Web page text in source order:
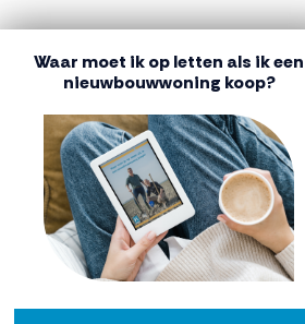
Waar moet ik op letten als ik een
nieuwbouwwoning koop?